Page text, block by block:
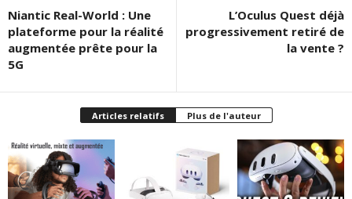
Niantic Real-World : Une
plateforme pour la réalité
augmentée prête pour la
5G
L’Oculus Quest déjà
progressivement retiré de
la vente ?
Articles relatifs Plus de l'auteur